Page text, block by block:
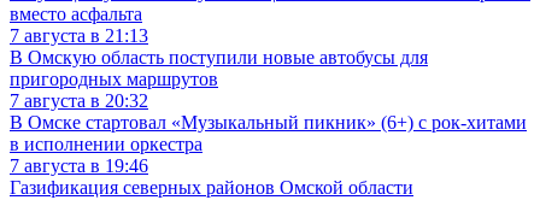
вместо асфальта
7 августа в 21:13
В Омскую область поступили новые автобусы для
пригородных маршрутов
7 августа в 20:32
В Омске стартовал «Музыкальный пикник» (6+) с рок-хитами
в исполнении оркестра
7 августа в 19:46
Газификация северных районов Омской области